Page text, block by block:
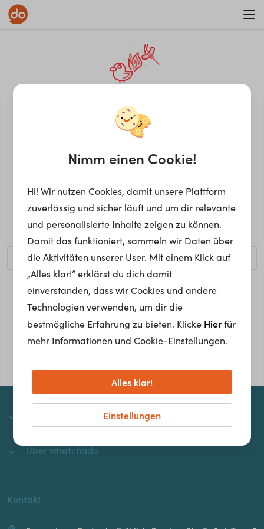
¡Ay, caramba! Seite nicht
gefunden.
Ups, die gewünschte Seite kann nicht gefunden werden.
Möchtest du nach einem bestimmten Begriff suchen?
Homepage
Über whatchado
Kontakt
Nimm einen Cookie!
Hi! Wir nutzen Cookies, damit unsere Plattform
zuverlässig und sicher läuft und um dir relevante
und personalisierte Inhalte zeigen zu können.
Damit das funktioniert, sammeln wir Daten über
die Aktivitäten unserer User. Mit einem Klick auf
„Alles klar!“ erklärst du dich damit
einverstanden, dass wir Cookies und andere
Technologien verwenden, um dir die
bestmögliche Erfahrung zu bieten. Klicke Hierfür
mehr Informationen und Cookie-Einstellungen.
Einstellungen
Alles klar!